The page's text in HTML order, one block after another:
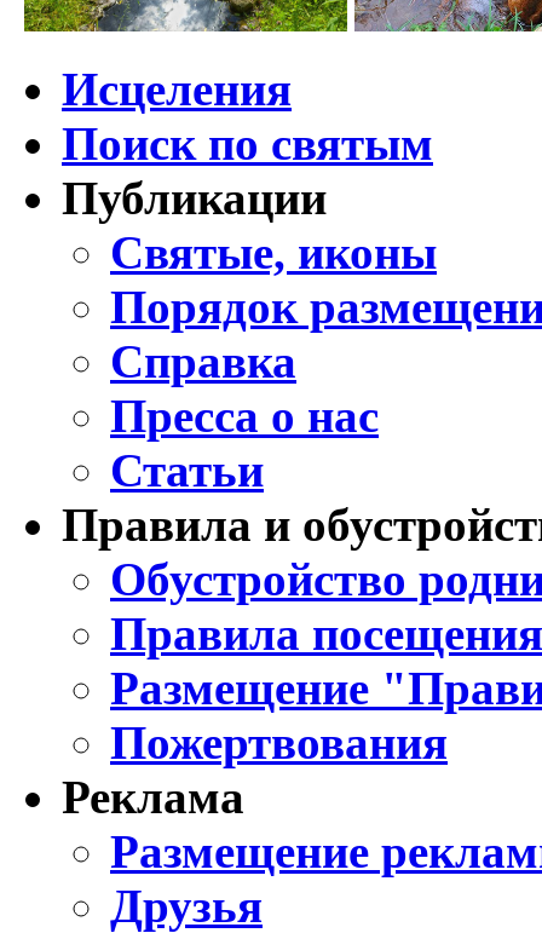
Исцеления
Поиск по святым
Публикации
Святые, иконы
Порядок
Справка
Пресса о нас
Статьи
Правила и
Обустройство
Правила
Размещение
Пожертвования
Реклама
Размещение
Друзья